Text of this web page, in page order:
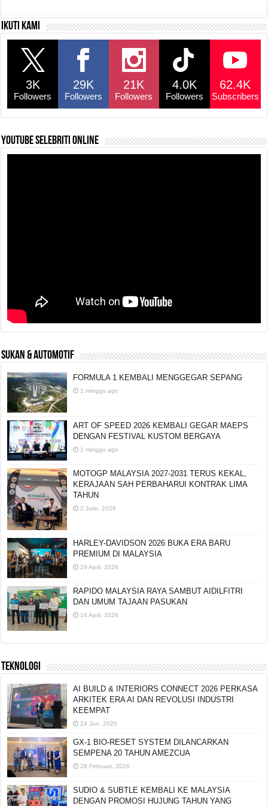
c
e
b
o
o
k
s
p
a
y
Li
n
k
e
Ikuti kami
3K
Followers
29K
Followers
21K
Followers
4.0K
Followers
62.4K
Subscribers
YouTube selebriti online
SUKAN & AUTOMOTIF
FORMULA 1 KEMBALI MENGGEGAR SEPANG
1 minggu ago
ART OF SPEED 2026 KEMBALI GEGAR MAEPS
DENGAN FESTIVAL KUSTOM BERGAYA
1 minggu ago
MOTOGP MALAYSIA 2027-2031 TERUS KEKAL,
KERAJAAN SAH PERBAHARUI KONTRAK LIMA
TAHUN
2 Julai, 2026
HARLEY-DAVIDSON 2026 BUKA ERA BARU
PREMIUM DI MALAYSIA
29 April, 2026
RAPIDO MALAYSIA RAYA SAMBUT AIDILFITRI
DAN UMUM TAJAAN PASUKAN
14 April, 2026
TEKNOLOGI
AI BUILD & INTERIORS CONNECT 2026 PERKASA
ARKITEK ERA AI DAN REVOLUSI INDUSTRI
KEEMPAT
24 Jun, 2026
GX-1 BIO-RESET SYSTEM DILANCARKAN
SEMPENA 20 TAHUN AMEZCUA
28 Februari, 2026
SUDIO & SUBTLE KEMBALI KE MALAYSIA
DENGAN PROMOSI HUJUNG TAHUN YANG